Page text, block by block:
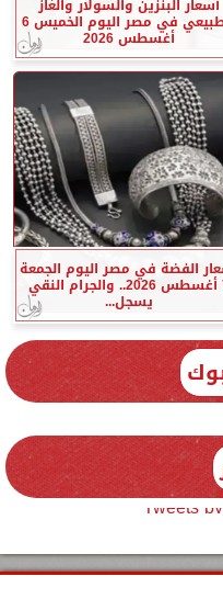
الطبيعي في مصر اليوم الخميس 6
أغسطس 2026
الفضة في مصر اليوم الجمعة
7 أغسطس 2026.. والجرام النقي
يسجل...
Tweets